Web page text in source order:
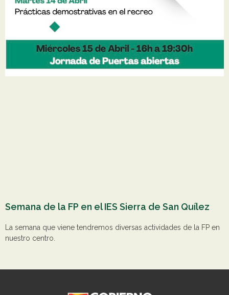
Semana de la FP en el IES Sierra de San Quílez
La semana que viene tendremos diversas actividades de la FP en
nuestro centro.